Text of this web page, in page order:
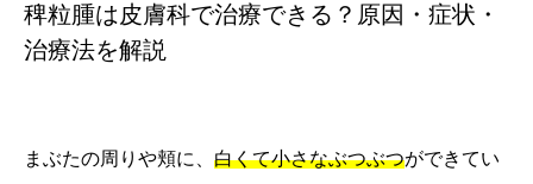
稗粒腫は皮膚科で治療できる？原因・症状・
治療法を解説
まぶたの周りや頬に、 白くて小さなぶつぶつができてい